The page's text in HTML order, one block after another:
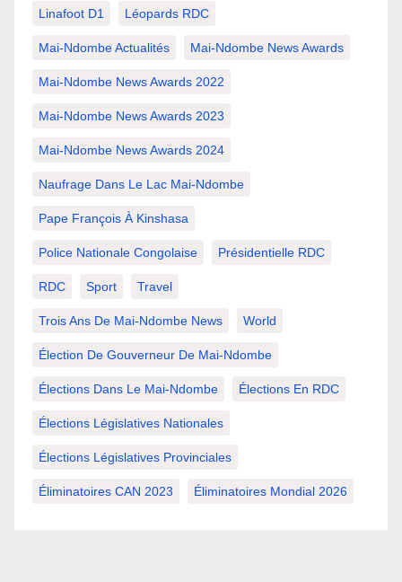
Linafoot D1 Léopards RDC
Mai-Ndombe Actualités Mai-Ndombe News Awards
Mai-Ndombe News Awards 2022
Mai-Ndombe News Awards 2023
Mai-Ndombe News Awards 2024
Naufrage Dans Le Lac Mai-Ndombe
Pape François À Kinshasa
Police Nationale Congolaise Présidentielle RDC
RDC Sport Travel
Trois Ans De Mai-Ndombe News World
Élection De Gouverneur De Mai-Ndombe
Élections Dans Le Mai-Ndombe Élections En RDC
Élections Législatives Nationales
Élections Législatives Provinciales
Éliminatoires CAN 2023 Éliminatoires Mondial 2026